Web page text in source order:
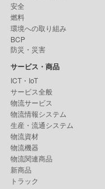
安全
燃料
環境への取り組み
BCP
防災・災害
サービス・商品
ICT・IoT
サービス全般
物流サービス
物流情報システム
生産・流通システム
物流資材
物流機器
物流関連商品
新商品
トラック